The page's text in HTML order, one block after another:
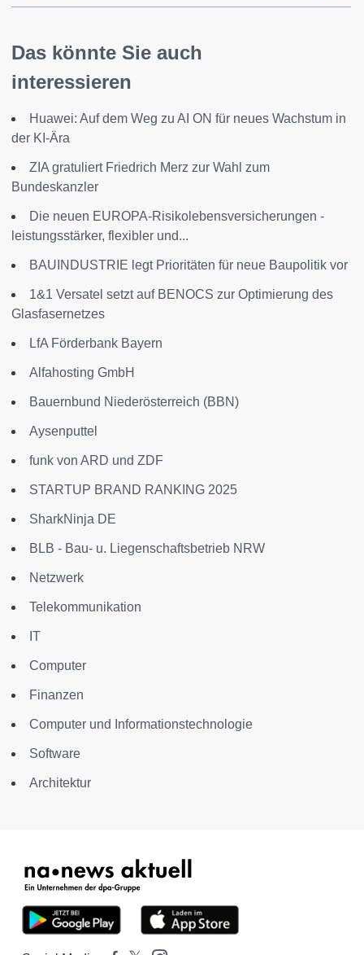
Das könnte Sie auch
interessieren
Huawei: Auf dem Weg zu AI ON für neues Wachstum in
der KI-Ära
ZIA gratuliert Friedrich Merz zur Wahl zum
Bundeskanzler
Die neuen EUROPA-Risikolebensversicherungen -
leistungsstärker, flexibler und...
BAUINDUSTRIE legt Prioritäten für neue Baupolitik vor
1&1 Versatel setzt auf BENOCS zur Optimierung des
Glasfasernetzes
LfA Förderbank Bayern
Alfahosting GmbH
Bauernbund Niederösterreich (BBN)
Aysenputtel
funk von ARD und ZDF
STARTUP BRAND RANKING 2025
SharkNinja DE
BLB - Bau- u. Liegenschaftsbetrieb NRW
Netzwerk
Telekommunikation
IT
Computer
Finanzen
Computer und Informationstechnologie
Software
Architektur